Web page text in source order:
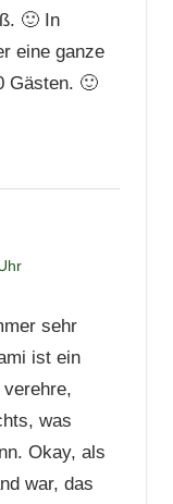
🙂 In
eine ganze
Gästen. 🙂
sehr
ist ein
was
Okay, als
war, das